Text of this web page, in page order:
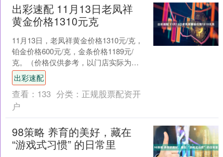
出彩速配 11月13日老凤祥
黄金价格1310元克
11月13日，老凤祥黄金价格1310元/克，
铂金价格600元/克，金条价格1189元/
克。（价格仅供参考，以门店实际为
准）同日上海黄金交易所现货黄金
AU9999....
出彩速配
查看： 133 分类： 正规股票配资开
户
98策略 养育的美好，藏在
“游戏式习惯” 的日常里